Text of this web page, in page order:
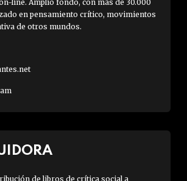
line. Amplio fondo, con más de 30.000
en pensamiento crítico, movimientos
de otros mundos.
de libros de crítica social a